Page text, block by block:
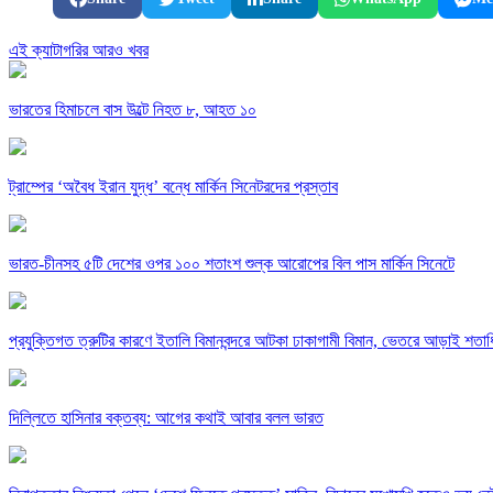
এই ক্যাটাগরির আরও খবর
ভারতের হিমাচলে বাস উল্টে নিহত ৮, আহত ১০
ট্রাম্পের ‘অবৈধ ইরান যুদ্ধ’ বন্ধে মার্কিন সিনেটরদের প্রস্তাব
ভারত-চীনসহ ৫টি দেশের ওপর ১০০ শতাংশ শুল্ক আরোপের বিল পাস মার্কিন সিনেটে
প্রযুক্তিগত ত্রুটির কারণে ইতালি বিমানবন্দরে আটকা ঢাকাগামী বিমান, ভেতরে আড়াই
দিল্লিতে হাসিনার বক্তব্য: আগের কথাই আবার বলল ভারত